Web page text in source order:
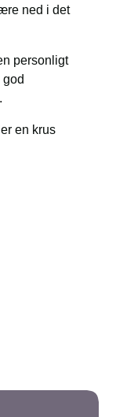
ned i det
personligt
en krus